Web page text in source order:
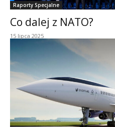
Raporty Specjalne
Co dalej z NATO?
15 lipca 2025